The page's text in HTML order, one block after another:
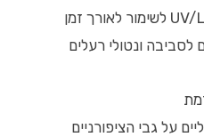
לסביבה ונטולי רעלים
על גבי הציפורניים